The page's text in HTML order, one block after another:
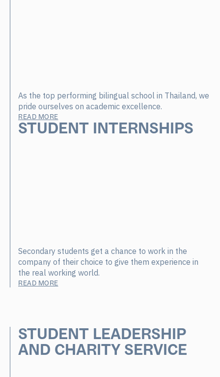
As the top performing bilingual school in Thailand, we
pride ourselves on academic excellence.
READ MORE
STUDENT INTERNSHIPS
Secondary students get a chance to work in the
company of their choice to give them experience in
the real working world.
READ MORE
STUDENT LEADERSHIP
AND CHARITY SERVICE